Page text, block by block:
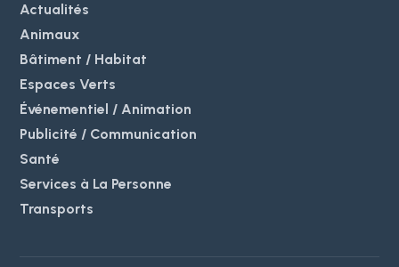
Actualités
Animaux
Bâtiment / Habitat
Espaces Verts
Événementiel / Animation
Publicité / Communication
Santé
Services à La Personne
Transports